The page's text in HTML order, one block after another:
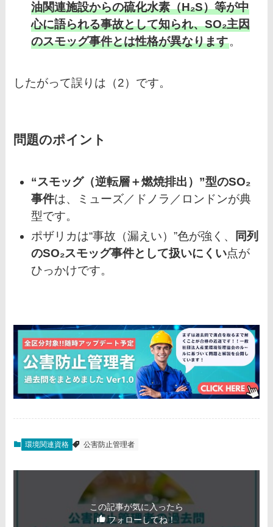
油関連施設からの硫化水素（H₂S）等が中
心に語られる事故として知られ、SO₂主因
のスモッグ事件とは性格が異なります。
したがって誤りは（2）です。
問題のポイント
“スモッグ（逆転層＋燃焼排出）”型のSO₂
事件は、ミューズ／ドノラ／ロンドンが典
型です。
ポザリカは“事故（漏えい）”色が強く、
同列
のSO₂スモッグ事件として扱いにくい点が
ひっかけです。
環境関連資格 公害防止管理者
この記事が気に入ったら
フォローしてね！